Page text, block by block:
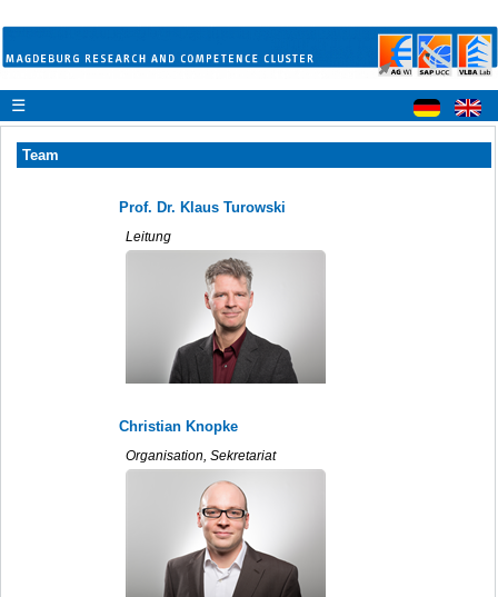
☰
Team
Prof. Dr. Klaus Turowski
Leitung
Christian Knopke
Organisation, Sekretariat